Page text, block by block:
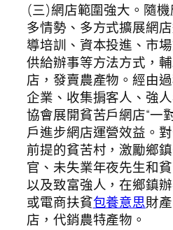
(三)網店範圍強大。隨機
多情勢、多方式擴展網
導培訓、資本投進、市
供給辦事等方法方式，
店，發賣農產物。經由
企業、收集掮客人、強
協會展開貧苦戶網店“一
戶進步網店運營效益。
前提的貧苦村，激勵鄉
官、未失業年夜先生和
以及致富強人，在鄉鎮
或電商扶貧包養意思財
店，代銷農特產物。